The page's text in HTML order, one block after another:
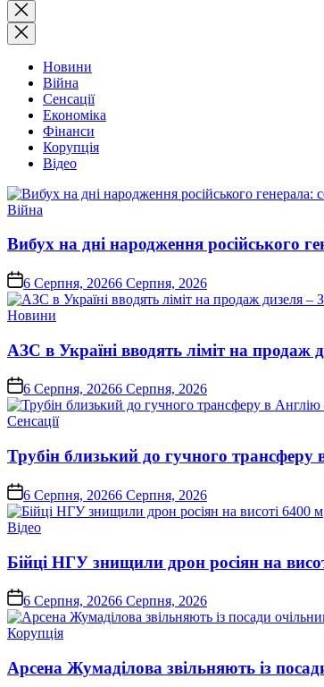
Закрити
пошук
Новини
Війна
Сенсації
Економіка
Фінанси
Корупція
Відео
Опублікувати
Війна
Вибух на дні народження російського
on6 Серпня, 20266 Серпня, 2026
Опублікувати
Новини
АЗС в Україні вводять ліміт на продаж
on6 Серпня, 20266 Серпня, 2026
Опублікувати
Сенсації
Трубін близький до гучного
on6 Серпня, 20266 Серпня, 2026
Опублікувати
Відео
Бійці НГУ знищили дрон росіян на
on6 Серпня, 20266 Серпня, 2026
Опублікувати
Корупція
Арсена Жумаділова звільняють із